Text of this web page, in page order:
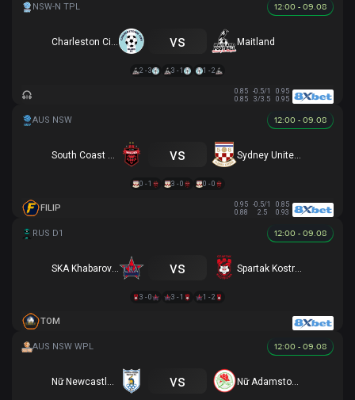
12:00 - 09.08
vs Maitland
2 - 3 3 - 1 1 - 2
0.85 -0.5/1
0.95
0.85
3/3.5 0.95
12:00 - 09.08
vs Sydney United 58 FC
0 - 1 3 - 0 0 - 0
FILIP 0.95 -0.5/1
0.85
0.88
2.5 0.93
12:00 - 09.08
SKA Khabarovsk vs Spartak Kostroma
3 - 0 3 - 1 1 - 2
TOM
12:00 - 09.08
vs Nữ Adamstown Rosebud